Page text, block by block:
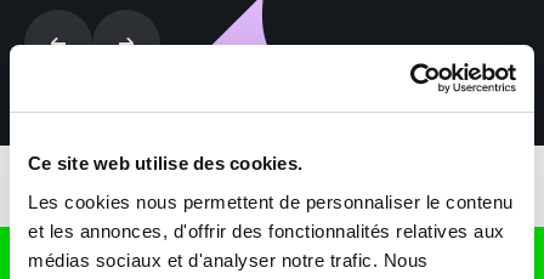
Ce site web utilise des cookies.
Les cookies nous permettent de personnaliser le contenu
et les annonces, d'offrir des fonctionnalités relatives aux
médias sociaux et d'analyser notre trafic. Nous
Retrouvez nous sur